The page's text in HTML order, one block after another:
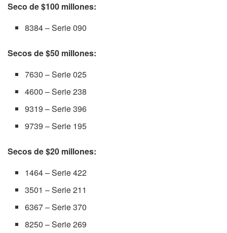
Seco de $100 millones:
8384 – Serie 090
Secos de $50 millones:
7630 – Serie 025
4600 – Serie 238
9319 – Serie 396
9739 – Serie 195
Secos de $20 millones:
1464 – Serie 422
3501 – Serie 211
6367 – Serie 370
8250 – Serie 269